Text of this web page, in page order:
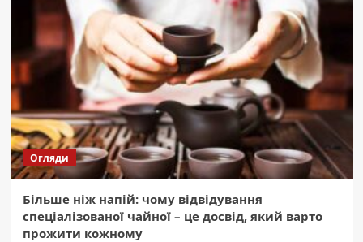
Огляди
Більше ніж напій: чому відвідування
спеціалізованої чайної – це досвід, який варто
прожити кожному